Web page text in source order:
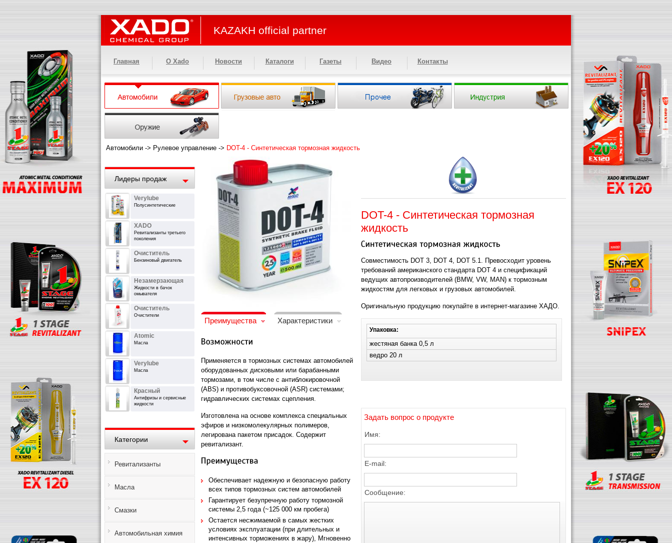
KAZAKH official partner
Главная О Xado Новости Каталоги Газеты Видео Контакты
Автомобили -> Рулевое управление -> DOT-4 - Синтетическая тормозная жидкость
Лидеры продаж
Verylube
Полусинтетические
XADO
Ревитализанты третьего
поколения
Очиститель
Бензиновый двигатель
Незамерзающая
Жидкости в бачок
омывателя
Очиститель
Очистители
Atomic
Масла
Verylube
Масла
Красный
Антифризы и сервисные
жидкости
Категории
Ревитализанты
Масла
Смазки
Автомобильная химия
Преимущества Характеристики
Применяется в тормозных системах автомобилей
оборудованных дисковыми или барабанными
тормозами, в том числе с антиблокировочной
(ABS) и противобуксовочной (ASR) системами;
гидравлических системах сцепления.
Изготовлена на основе комплекса специальных
эфиров и низкомолекулярных полимеров,
легирована пакетом присадок. Содержит
ревитализант.
Обеспечивает надежную и безопасную работу
всех типов тормозных систем автомобилей
Гарантирует безупречную работу тормозной
системы 2,5 года (~125 000 км пробега)
Остается несжимаемой в самых жестких
условиях эксплуатации (при длительных и
интенсивных торможениях в жару), Мгновенно
DOT-4 - Синтетическая тормозная
жидкость
Совместимость DOT 3, DOT 4, DOT 5.1. Превосходит уровень
требований американского стандарта DOT 4 и спецификаций
ведущих автопроизводителей (BMW, VW, MAN) к тормозным
жидкостям для легковых и грузовых автомобилей.
Оригинальную продукцию покупайте в интернет-магазине ХАДО.
Упаковка:
жестяная банка 0,5 л
ведро 20 л
Задать вопрос о продукте
Имя:
E-mail:
Сообщение: